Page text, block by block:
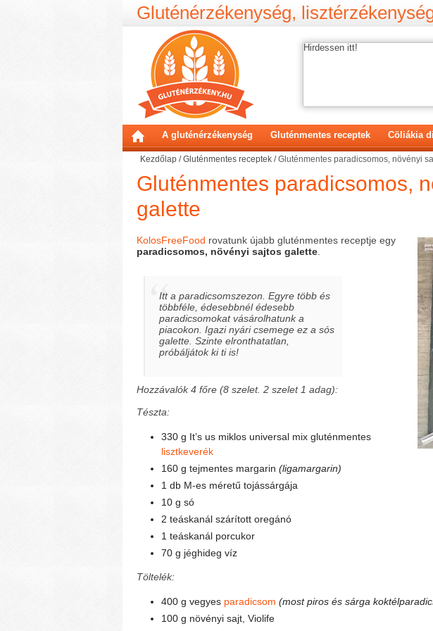
Gluténérzékenység,
Hirdessen itt!
A gluténérzékenység Gluténmentes receptek Cöliákia
Kezdőlap /Gluténmentes receptek /Gluténmentes paradicsomos, növényi
Gluténmentes paradicsomos,
galette
KolosFreeFood rovatunk újabb gluténmentes receptje egy
paradicsomos, növényi sajtos galette
Itt a paradicsomszezon. Egyre több és
többféle, édesebbnél édesebb
paradicsomokat vásárolhatunk a
piacokon. Igazi nyári csemege ez a sós
galette. Szinte elronthatatlan,
próbáljátok ki ti is!
Hozzávalók 4 főre (8 szelet. 2 szelet 1 adag):
Tészta:
330 g It’s us miklos universal mix gluténmentes
lisztkeverék
160 g tejmentes margarin (ligamargarin)
1 db M-es méretű tojássárgája
10 g só
2 teáskanál szárított oregánó
1 teáskanál porcukor
70 g jéghideg víz
Töltelék:
400 g vegyes paradicsom (most piros és sárga
100 g növényi sajt, Violife